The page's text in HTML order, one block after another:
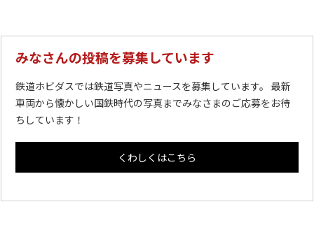
みなさんの投稿を募集しています
鉄道ホビダスでは鉄道写真やニュースを募集しています。 最新
車両から懐かしい国鉄時代の写真までみなさまのご応募をお待
ちしています！
くわしくはこちら